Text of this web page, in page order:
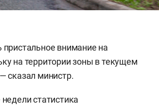
пристальное внимание на
на территории зоны в текущем
сказал министр.
статистика